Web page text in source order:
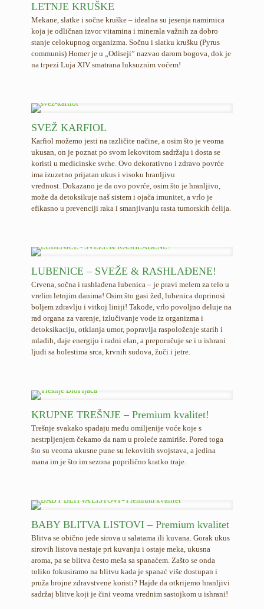
LETNJE KRUŠKE
Mekane, slatke i sočne kruške – idealna su jesenja namirnica
koja je odličnan izvor vitamina i minerala važnih za dobro
stanje celokupnog organizma. Sočnu i slatku krušku (Pyrus
communis) Homer je u „Odiseji” nazvao darom bogova, dok je
na trpezi Luja XIV smatrana luksuznim voćem!
SVEŽ KARFIOL
Karfiol možemo jesti na različite načine, a osim što je veoma
ukusan, on je poznat po svom lekovitom sadržaju i dosta se
koristi u medicinske svrhe. Ovo dekorativno i zdravo povrće
ima izuzetno prijatan ukus i visoku hranljivu
vrednost. Dokazano je da ovo povrće, osim što je hranljivo,
može da detoksikuje naš sistem i ojača imunitet, a vrlo je
efikasno u prevenciji raka i smanjivanju rasta tumorskih ćelija.
LUBENICE – SVEŽE & RASHLAĐENE!
Crvena, sočna i rashlađena lubenica – je pravi melem za telo u
vrelim letnjim danima! Osim što gasi žeđ, lubenica doprinosi
boljem zdravlju i vitkoj liniji! Takođe, vrlo povoljno deluje na
rad organa za varenje, izlučivanje vode iz organizma i
detoksikaciju, otklanja umor, popravlja raspoloženje starih i
mladih, daje energiju i radni elan, a preporučuje se i u ishrani
ljudi sa bolestima srca, krvnih sudova, žuči i jetre.
KRUPNE TREŠNJE – Premium kvalitet!
Trešnje svakako spadaju među omiljenije voće koje s
nestrpljenjem čekamo da nam u proleće zamiriše. Pored toga
što su veoma ukusne pune su lekovitih svojstava, a jedina
mana im je što im sezona poprilično kratko traje.
BABY BLITVA LISTOVI – Premium kvalitet
Blitva se obično jede sirova u salatama ili kuvana. Gorak ukus
sirovih listova nestaje pri kuvanju i ostaje meka, ukusna
aroma, pa se blitva često meša sa spanaćem. Zašto se onda
toliko fokusiramo na blitvu kada je spanać više dostupan i
pruža brojne zdravstvene koristi? Hajde da otkrijemo hranljivi
sadržaj blitve koji je čini veoma vrednim sastojkom u ishrani!